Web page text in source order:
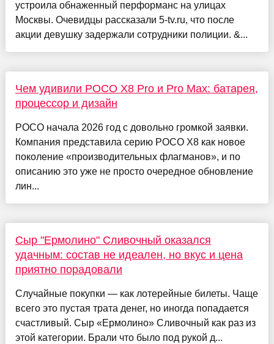
устроила обнаженный перформанс на улицах
Москвы. Очевидцы рассказали 5-tv.ru, что после
акции девушку задержали сотрудники полиции. &...
Чем удивили POCO X8 Pro и Pro Max: батарея,
процессор и дизайн
POCO начала 2026 год с довольно громкой заявки.
Компания представила серию POCO X8 как новое
поколение «производительных флагманов», и по
описанию это уже не просто очередное обновление
лин...
Сыр "Ермолино" Сливочный оказался
удачным: состав не идеален, но вкус и цена
приятно порадовали
Случайные покупки — как лотерейные билеты. Чаще
всего это пустая трата денег, но иногда попадается
счастливый. Сыр «Ермолино» Сливочный как раз из
этой категории. Брали что было под рукой д...